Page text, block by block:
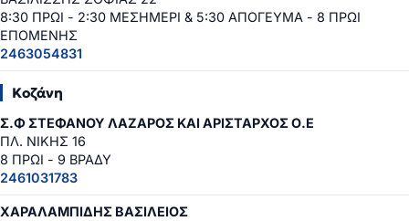
8:30 ΠΡΩΙ - 2:30 ΜΕΣΗΜΕΡΙ & 5:30 ΑΠΟΓΕΥΜΑ - 8 ΠΡΩΙ
ΕΠΟΜΕΝΗΣ
2463054831
Κοζάνη
Σ.Φ ΣΤΕΦΑΝΟΥ ΛΑΖΑΡΟΣ ΚΑΙ ΑΡΙΣΤΑΡΧΟΣ Ο.Ε
ΠΛ. ΝΙΚΗΣ 16
8 ΠΡΩΙ - 9 ΒΡΑΔΥ
2461031783
ΧΑΡΑΛΑΜΠΙΔΗΣ ΒΑΣΙΛΕΙΟΣ